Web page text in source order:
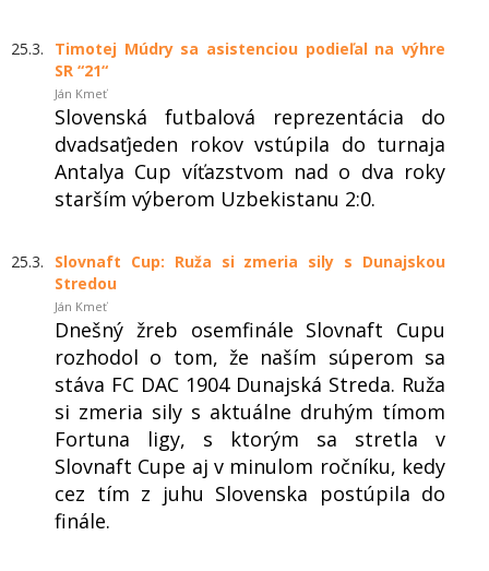
25.3.
Timotej Múdry sa asistenciou podieľal na výhre
SR “21“
Ján Kmeť
Slovenská futbalová reprezentácia do
dvadsaťjeden rokov vstúpila do turnaja
Antalya Cup víťazstvom nad o dva roky
starším výberom Uzbekistanu 2:0.
25.3.
Slovnaft Cup: Ruža si zmeria sily s Dunajskou
Stredou
Ján Kmeť
Dnešný žreb osemfinále Slovnaft Cupu
rozhodol o tom, že naším súperom sa
stáva FC DAC 1904 Dunajská Streda. Ruža
si zmeria sily s aktuálne druhým tímom
Fortuna ligy, s ktorým sa stretla v
Slovnaft Cupe aj v minulom ročníku, kedy
cez tím z juhu Slovenska postúpila do
finále.